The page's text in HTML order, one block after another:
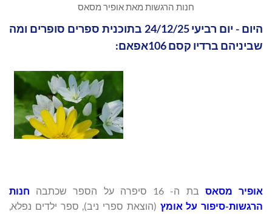
חנות הרגשות מאת אופיר מסאס
היום - יום רביעי 24/12/25 בתוכנית ספרים סופרים ומה
שביניהם ברדיו קסם 106אפאם:
אופיר מסאס בת ה- 16 סיפרה על הספר שכתבה
חנות
הרגשות-סיפור על אומץ (הוצאת ספרי ניב), ספר ילדים נפלא,